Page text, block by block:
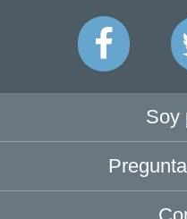
Soy